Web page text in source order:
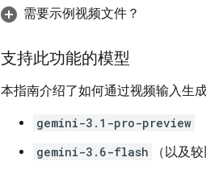
需要示例视频文件？
支持此功能的模型
本指南介绍了如何通过视频输入生
gemini-3.1-pro-preview
gemini-3.6-flash
（以及